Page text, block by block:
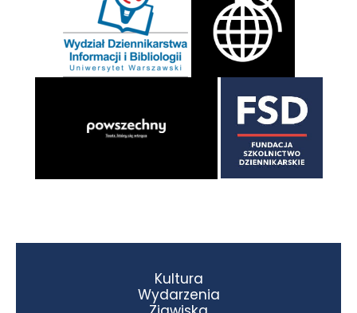
Kultura
Wydarzenia